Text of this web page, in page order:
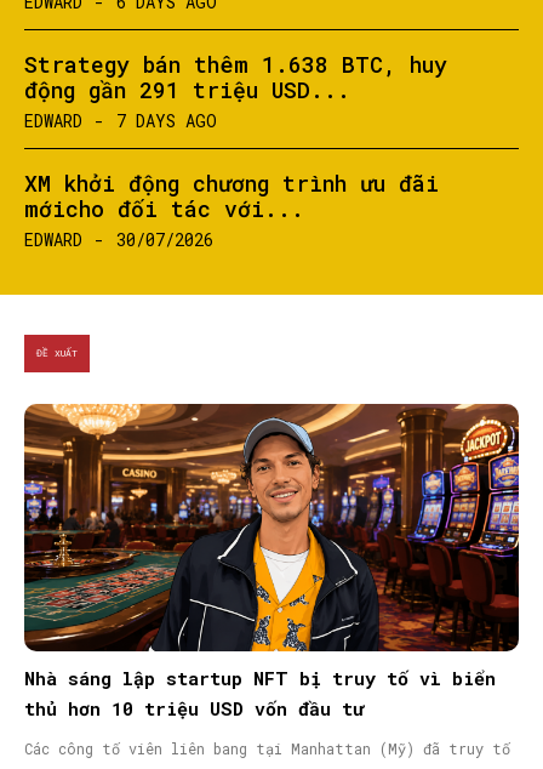
Strategy bán thêm 1.638 BTC, huy
động gần 291 triệu USD...
EDWARD - 7 DAYS AGO
XM khởi động chương trình ưu đãi
mớicho đối tác với...
EDWARD - 30/07/2026
ĐỀ XUẤT
Nhà sáng lập startup NFT bị truy tố vì biển
thủ hơn 10 triệu USD vốn đầu tư
Các công tố viên liên bang tại Manhattan (Mỹ) đã truy tố